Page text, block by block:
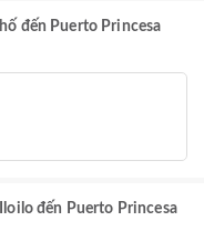
đến Puerto Princesa
đến Puerto Princesa